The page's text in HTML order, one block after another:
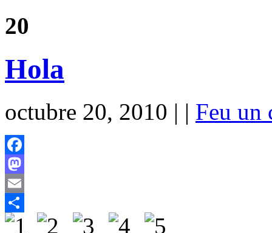
20
Hola
octubre 20, 2010 | | Feu un
Facebook
Mastodon
Email
Comparteix